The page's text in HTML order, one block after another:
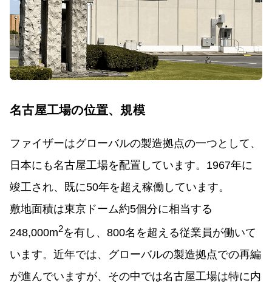
名古屋工場の位置、規模
ファイザーはグローバルの製造拠点の一つとして、
日本にも名古屋工場を配置しています。1967年に
竣工され、既に50年を超え稼働しています。
敷地面積は東京ドーム約5個分に相当する
248,000m2を有し、800名を超える従業員が働いて
います。近年では、グローバルの製造拠点での再編
が進んでいますが、その中では名古屋工場は特に内